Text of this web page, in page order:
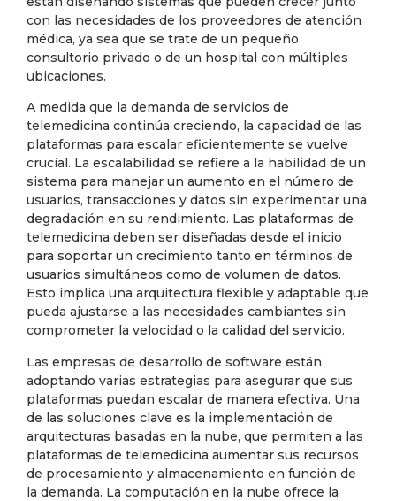
con las necesidades de los proveedores de atención
médica, ya sea que se trate de un pequeño
consultorio privado o de un hospital con múltiples
ubicaciones.
A medida que la demanda de servicios de
telemedicina continúa creciendo, la capacidad de las
plataformas para escalar eficientemente se vuelve
crucial. La escalabilidad se refiere a la habilidad de un
sistema para manejar un aumento en el número de
usuarios, transacciones y datos sin experimentar una
degradación en su rendimiento. Las plataformas de
telemedicina deben ser diseñadas desde el inicio
para soportar un crecimiento tanto en términos de
usuarios simultáneos como de volumen de datos.
Esto implica una arquitectura flexible y adaptable que
pueda ajustarse a las necesidades cambiantes sin
comprometer la velocidad o la calidad del servicio.
Las empresas de desarrollo de software están
adoptando varias estrategias para asegurar que sus
plataformas puedan escalar de manera efectiva. Una
de las soluciones clave es la implementación de
arquitecturas basadas en la nube, que permiten a las
plataformas de telemedicina aumentar sus recursos
de procesamiento y almacenamiento en función de
la demanda. La computación en la nube ofrece la